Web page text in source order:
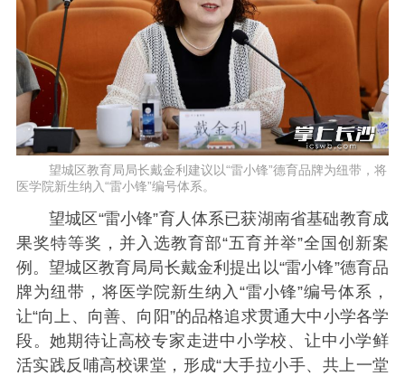
望城区教育局局长戴金利建议以“雷小锋”德育品牌为纽带，将
医学院新生纳入“雷小锋”编号体系。
望城区“雷小锋”育人体系已获湖南省基础教育成
果奖特等奖，并入选教育部“五育并举”全国创新案
例。望城区教育局局长戴金利提出以“雷小锋”德育品
牌为纽带，将医学院新生纳入“雷小锋”编号体系，
让“向上、向善、向阳”的品格追求贯通大中小学各学
段。她期待让高校专家走进中小学校、让中小学鲜
活实践反哺高校课堂，形成“大手拉小手、共上一堂